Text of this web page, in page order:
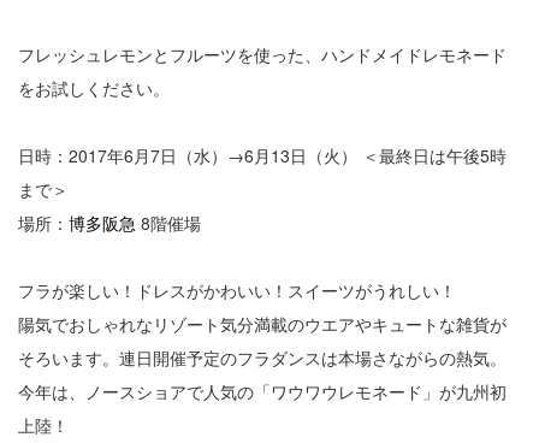
フレッシュレモンとフルーツを使った、ハンドメイドレモネード
をお試しください。
日時：2017年6月7日（水）→6月13日（火） ＜最終日は午後5時
まで＞
場所： 博多阪急 8階催場
フラが楽しい！ドレスがかわいい！スイーツがうれしい！
陽気でおしゃれなリゾート気分満載のウエアやキュートな雑貨が
そろいます。連日開催予定のフラダンスは本場さながらの熱気。
今年は、ノースショアで人気の「ワウワウレモネード」が九州初
上陸！